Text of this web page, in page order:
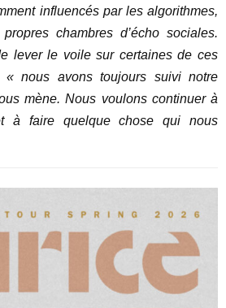
influencés par les algorithmes,
chambres d’écho sociales.
lever le voile sur certaines de ces
« nous avons toujours suivi notre
mène. Nous voulons continuer à
à faire quelque chose qui nous